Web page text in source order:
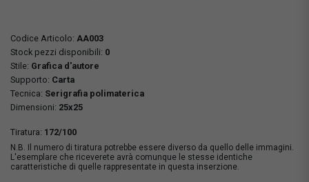
Codice Articolo: AA003
Stock pezzi disponibili: 0
Stile: Grafica d'autore
Supporto: Carta
Tecnica: Serigrafia polimaterica
Dimensioni: 25x25
Tiratura: 172/100
N.B. Il numero di tiratura potrebbe essere diverso da quello delle immagini.
L'esemplare che riceverete avrà comunque le stesse identiche
caratteristiche di quelle rappresentate in questa inserzione.